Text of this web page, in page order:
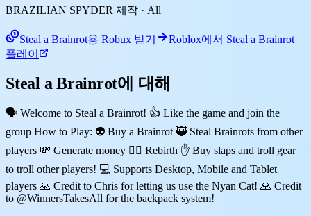
BRAZILIAN SPYDER 제작 · All
Steal a Brainrot용 Robux 받기
Roblox에서 Steal a Brainrot
플레이
Steal a Brainrot에 대해
🗣️ Welcome to Steal a Brainrot! 👍 Like the game and join the
group How to Play: 👽 Buy a Brainrot 🥷 Steal Brainrots from other
players 💸 Generate money 🐦‍🔥 Rebirth ✋ Buy slaps and troll gear
to troll other players! 💻 Supports Desktop, Mobile and Tablet
players 🙏 Credit to Chris for letting us use the Nyan Cat! 🙏 Credit
to @WinnersTakesAll for the backpack system!